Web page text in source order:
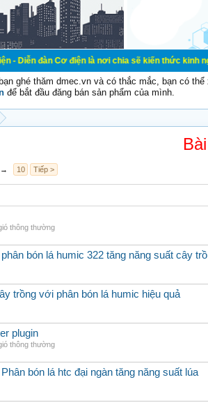
Cơ điện là nơi chia sẽ kiến thức kinh nghiệm
ghé thăm dmec.vn và có thắc mắc, bạn có
để bắt đầu đăng bán sản phẩm của mình.
→ 10 Tiếp >
thông thường
bón lá humic 322 tăng năng suất cây
trồng với phân bón lá humic hiệu quả
plugin
thông thường
bón lá htc đại ngàn tăng năng suất lúa